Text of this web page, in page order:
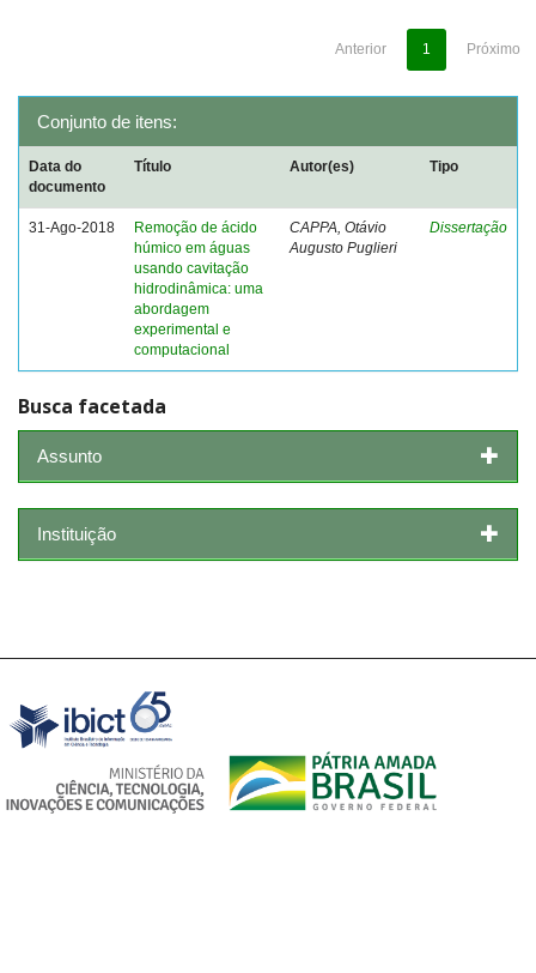
Anterior 1 Próximo
Conjunto de itens:
Data do
documento
Título Autor(es) Tipo
31-Ago-2018
Remoção de ácido
húmico em águas
usando cavitação
hidrodinâmica: uma
abordagem
experimental e
computacional
CAPPA, Otávio
Augusto Puglieri
Dissertação
Busca facetada
Assunto
Instituição